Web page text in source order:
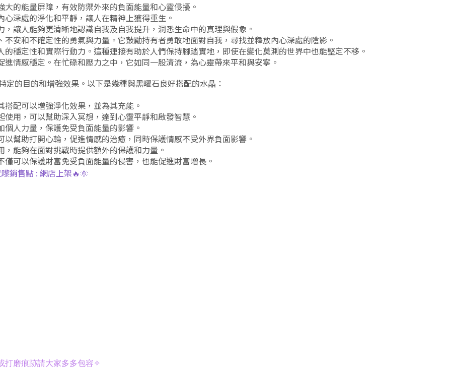
的能量屏障，有效防禦外來的負面能量和心靈侵擾。
深處的淨化和平靜，讓人在精神上獲得重生。
，讓人能夠更清晰地認識自我及自我提升 ，洞悉生命中的真理與假象。
不安和不確定性的勇氣與力量。它鼓勵持有者勇敢地面對自我，尋找並釋放內心深處的陰影。
的穩定性和實際行動力。這種連接有助於人們保持腳踏實地，即使在變化莫測的世界中也能堅定不移。
進情感穩定。在忙碌和壓力之中，它如同一股清流，為心靈帶來平和與安寧。
的目的和增強效果。以下是幾種與黑曜石良好搭配的水晶：
配可以增強淨化效果，並為其充能。
用，可以幫助深入冥想，達到心靈平靜和啟發智慧。
人力量，保護免受負面能量的影響。
以幫助打開心輪，促進情感的治癒，同時保護情感不受外界負面影響。
能夠在面對挑戰時提供額外的保護和力量。
可以保護財富免受負面能量的侵害，也能促進財富增長。
銷售點 : 網店上架🔥🌞
打磨痕跡請大家多多包容✧